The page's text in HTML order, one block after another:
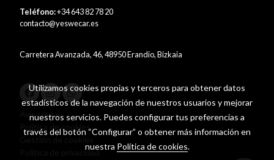
Teléfono:+34 643 82 78 20
contacto@yeswecar.es
Carretera Avanzada, 46, 48950 Erandio, Bizkaia
Aviso legal
Política de cookies
Política de privacidad
Utilizamos cookies propias y terceros para obtener datos
estadísticos de la navegación de nuestros usuarios y mejorar
nuestros servicios. Puedes configurar tus preferencias a
través del botón “Configurar” o obtener más información en
nuestra Política de cookies.